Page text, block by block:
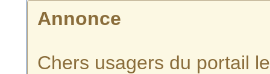
Annonce
Chers usagers du portail